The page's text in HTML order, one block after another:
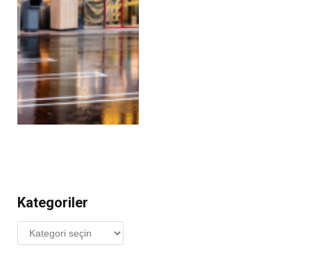
Kategoriler
Kategoriler